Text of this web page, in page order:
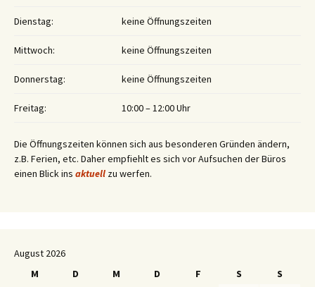
Dienstag: keine Öffnungszeiten
Mittwoch: keine Öffnungszeiten
Donnerstag: keine Öffnungszeiten
Freitag: 10:00 – 12:00 Uhr
Die Öffnungszeiten können sich aus besonderen Gründen ändern,
z.B. Ferien, etc. Daher empfiehlt es sich vor Aufsuchen der Büros
einen Blick ins aktuell zu werfen.
August 2026
M
D M D F S
S